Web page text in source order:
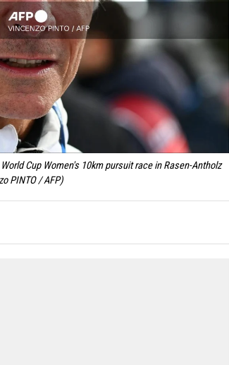
Cup Women's 10km pursuit race in Rasen-Antholz
PINTO / AFP)